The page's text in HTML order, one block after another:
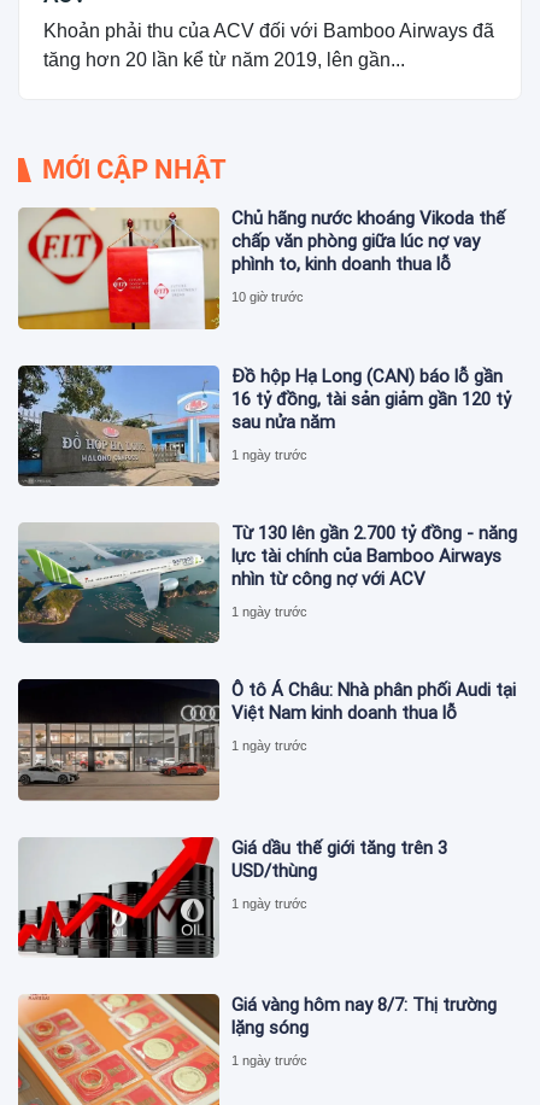
Khoản phải thu của ACV đối với Bamboo Airways đã
tăng hơn 20 lần kể từ năm 2019, lên gần...
MỚI CẬP NHẬT
Chủ hãng nước khoáng Vikoda thế
chấp văn phòng giữa lúc nợ vay
phình to, kinh doanh thua lỗ
10 giờ trước
Đồ hộp Hạ Long (CAN) báo lỗ gần
16 tỷ đồng, tài sản giảm gần 120 tỷ
sau nửa năm
1 ngày trước
Từ 130 lên gần 2.700 tỷ đồng - năng
lực tài chính của Bamboo Airways
nhìn từ công nợ với ACV
1 ngày trước
Ô tô Á Châu: Nhà phân phối Audi tại
Việt Nam kinh doanh thua lỗ
1 ngày trước
Giá dầu thế giới tăng trên 3
USD/thùng
1 ngày trước
Giá vàng hôm nay 8/7: Thị trường
lặng sóng
1 ngày trước